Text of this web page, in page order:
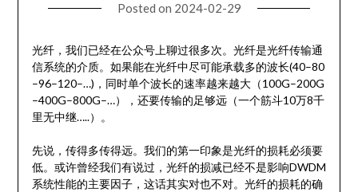
Posted on 2024-02-29
光纤，我们已经在公众号上聊过很多次。光纤是光纤传输通
信系统的介质。如果能在光纤中尽可能承载多的波长(40–80
–96–120–…)，同时单个波长的速率越来越大（100G–200G
–400G–800G–…），还要传输的足够远（一个筋斗10万8千
里无中继…..）。
先说，传得多传得远。我们的第一印象是光纤的损耗必须要
低。或许曾经我们有说过，光纤的损减已经不是影响DWDM
系统性能的主要因子，这话其实对也不对。光纤的损耗的确